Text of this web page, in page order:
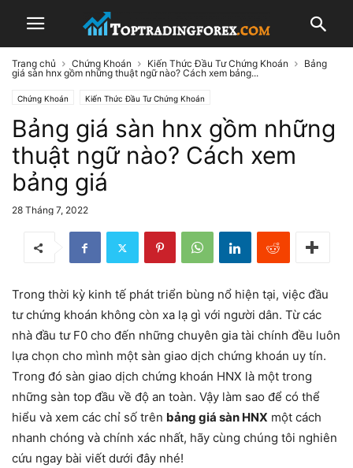
Trang chủ Chứng Khoán Kiến Thức Đầu Tư Chứng Khoán
Bảng
giá sàn hnx gồm những thuật ngữ nào? Cách xem bảng...
Chứng Khoán Kiến Thức Đầu Tư Chứng Khoán
Bảng giá sàn hnx gồm những
thuật ngữ nào? Cách xem
bảng giá
28 Tháng 7, 2022
Trong thời kỳ kinh tế phát triển bùng nổ hiện tại, việc đầu
tư chứng khoán không còn xa lạ gì với người dân. Từ các
nhà đầu tư F0 cho đến những chuyên gia tài chính đều luôn
lựa chọn cho mình một sàn giao dịch chứng khoán uy tín.
Trong đó sàn giao dịch chứng khoán HNX là một trong
những sàn top đầu về độ an toàn. Vậy làm sao để có thể
hiểu và xem các chỉ số trên bảng giá sàn HNX một cách
nhanh chóng và chính xác nhất, hãy cùng chúng tôi nghiên
cứu ngay bài viết dưới đây nhé!